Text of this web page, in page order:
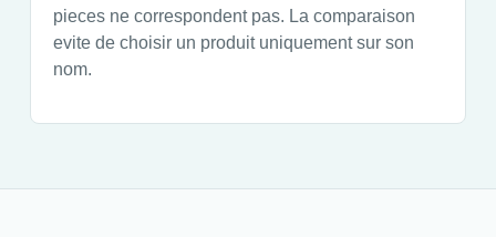
pieces ne correspondent pas. La comparaison
evite de choisir un produit uniquement sur son
nom.